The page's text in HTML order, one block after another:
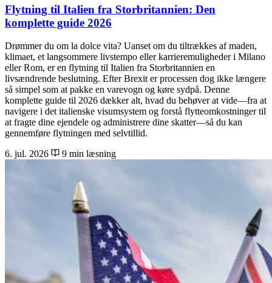
Flytning til Italien fra Storbritannien: Den
komplette guide 2026
Drømmer du om la dolce vita? Uanset om du tiltrækkes af maden,
klimaet, et langsommere livstempo eller karrieremuligheder i Milano
eller Rom, er en flytning til Italien fra Storbritannien en
livsændrende beslutning. Efter Brexit er processen dog ikke længere
så simpel som at pakke en varevogn og køre sydpå. Denne
komplette guide til 2026 dækker alt, hvad du behøver at vide—fra at
navigere i det italienske visumsystem og forstå flytteomkostninger til
at fragte dine ejendele og administrere dine skatter—så du kan
gennemføre flytningen med selvtillid.
6. jul. 2026
9 min læsning